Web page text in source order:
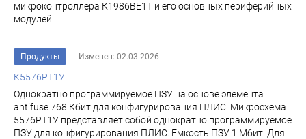
микроконтроллера К1986ВЕ1Т и его основных периферийных
модулей...
Продукты Изменен: 02.03.2026
К5576РТ1У
Однократно программируемое ПЗУ на основе элемента
antifuse 768 Кбит для конфигурирования ПЛИС. Микросхема
5576РТ1У представляет собой однократно программируемое
ПЗУ для конфигурирования ПЛИС. Емкость ПЗУ 1 Мбит. Для